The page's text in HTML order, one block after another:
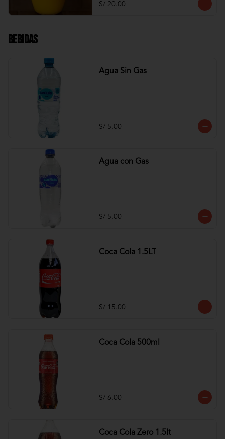
S/ 20.00
Bebidas
Agua Sin Gas
S/ 5.00
Agua con Gas
S/ 5.00
Coca Cola 1.5LT
S/ 15.00
Coca Cola 500ml
S/ 6.00
Coca Cola Zero 1.5lt